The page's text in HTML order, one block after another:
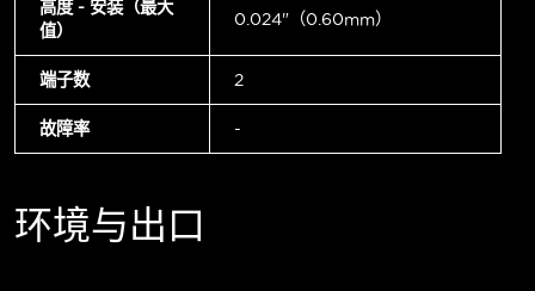
高度 - 安装（最大
值）
0.024"（0.60mm）
端子数 2
故障率 -
环境与出口